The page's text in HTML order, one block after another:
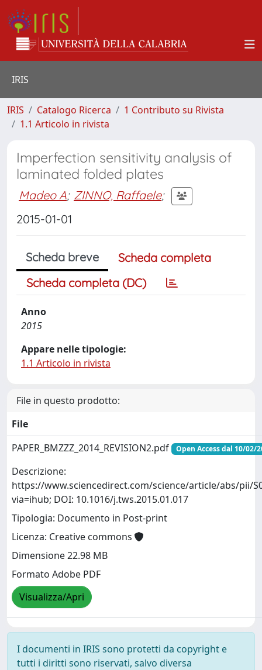
IRIS
IRIS Catalogo Ricerca
1 Contributo su Rivista
1.1 Articolo in rivista
Imperfection sensitivity analysis of
laminated folded plates
Madeo A; ZINNO, Raffaele;
2015-01-01
Scheda breve
Scheda completa
Scheda completa (DC)
Anno
2015
Appare nelle tipologie:
1.1 Articolo in rivista
File in questo prodotto:
File
PAPER_BMZZZ_2014_REVISION2.pdf
Open Access dal 10/02/
Descrizione:
https://www.sciencedirect.com/science/article/abs/pii/
via=ihub; DOI: 10.1016/j.tws.2015.01.017
Tipologia: Documento in Post-print
Licenza: Creative commons
Dimensione 22.98 MB
Formato Adobe PDF
Visualizza/Apri
I documenti in IRIS sono protetti da copyright e
tutti i diritti sono riservati, salvo diversa